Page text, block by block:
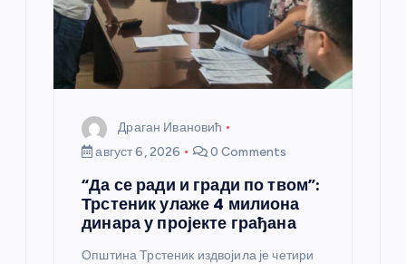
Драган Ивановић
август 6, 2026
0 Comments
“Да се ради и гради по твом”:
Трстеник улаже 4 милиона
динара у пројекте грађана
Општина Трстеник издвојила је четири